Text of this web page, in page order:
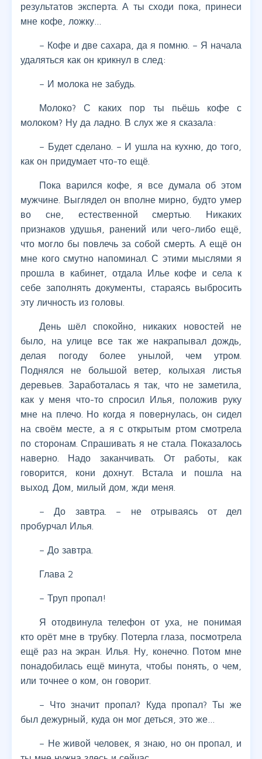
результатов эксперта. А ты сходи пока, принеси
мне кофе, ложку…
– Кофе и две сахара, да я помню. – Я начала
удаляться как он крикнул в след:
– И молока не забудь.
Молоко? С каких пор ты пьёшь кофе с
молоком? Ну да ладно. В слух же я сказала:
– Будет сделано. – И ушла на кухню, до того,
как он придумает что-то ещё.
Пока варился кофе, я все думала об этом
мужчине. Выглядел он вполне мирно, будто умер
во сне, естественной смертью. Никаких
признаков удушья, ранений или чего-либо ещё,
что могло бы повлечь за собой смерть. А ещё он
мне кого смутно напоминал. С этими мыслями я
прошла в кабинет, отдала Илье кофе и села к
себе заполнять документы, стараясь выбросить
эту личность из головы.
День шёл спокойно, никаких новостей не
было, на улице все так же накрапывал дождь,
делая погоду более унылой, чем утром.
Поднялся не большой ветер, колыхая листья
деревьев. Заработалась я так, что не заметила,
как у меня что-то спросил Илья, положив руку
мне на плечо. Но когда я повернулась, он сидел
на своём месте, а я с открытым ртом смотрела
по сторонам. Спрашивать я не стала. Показалось
наверно. Надо заканчивать. От работы, как
говорится, кони дохнут. Встала и пошла на
выход. Дом, милый дом, жди меня.
– До завтра. – не отрываясь от дел
пробурчал Илья.
– До завтра.
Глава 2
– Труп пропал!
Я отодвинула телефон от уха, не понимая
кто орёт мне в трубку. Потерла глаза, посмотрела
ещё раз на экран. Илья. Ну, конечно. Потом мне
понадобилась ещё минута, чтобы понять, о чем,
или точнее о ком, он говорит.
– Что значит пропал? Куда пропал? Ты же
был дежурный, куда он мог деться, это же…
– Не живой человек, я знаю, но он пропал, и